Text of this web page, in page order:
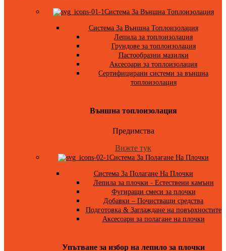
Система За Външна Топлоизолация
Система За Външна Топлоизолация
Лепила за топлоизолация
Грундове за топлоизолация
Пастообразни мазилки
Аксесоари за топлоизолация
Сертифицирани системи за външна
топлоизолация
Външна топлоизолация
Предимства
Вижте тук
Система За Полагане На Плочки
Система За Полагане На Плочки
Лепила за плочки - Естествени камъни
Фугиращи смеси за плочки
Добавки – Почистващи средства
Подготовка & Заглаждане на повърхностите
Аксесоари за полагане на плочки
Упътване за избор на лепило за плочки